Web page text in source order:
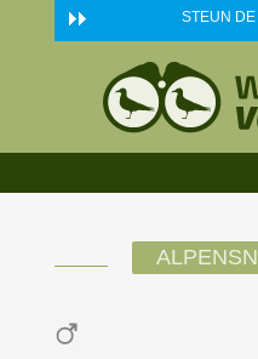
Skip to main content STEUN